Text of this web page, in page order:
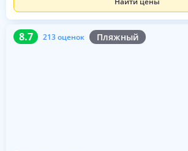
8.7 213 оценок Пляжный
8.7 213 оценок